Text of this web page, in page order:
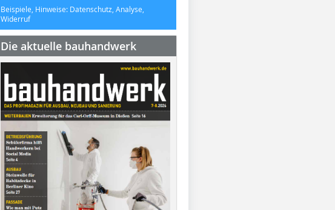
Beispiele, Hinweise: Datenschutz, Analyse,
Widerruf
Die aktuelle bauhandwerk